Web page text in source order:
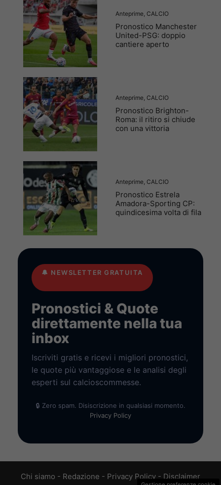
Anteprime CALCIO
Pronostico Manchester
United-PSG: doppio
cantiere aperto
Anteprime CALCIO
Pronostico Brighton-
Roma: il ritiro si chiude
con una vittoria
Anteprime CALCIO
Pronostico Estrela
Amadora-Sporting CP:
quindicesima volta di fila
🔔 NEWSLETTER GRATUITA
Pronostici & Quote
direttamente nella tua
inbox
Iscriviti gratis e ricevi i migliori pronostici,
le quote più vantaggiose e le analisi degli
esperti sul calcioscommesse.
🔒 Zero spam. Disiscrizione in qualsiasi momento.
Privacy Policy
Chi siamo - Redazione - Privacy Policy - Disclaimer